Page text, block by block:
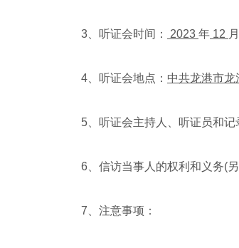
3、听证会时间： 2023 年 12 月
4、听证会地点： 中共龙港市
5、听证会主持人、听证员和记
6、信访当事人的权利和义务(另
7、注意事项：